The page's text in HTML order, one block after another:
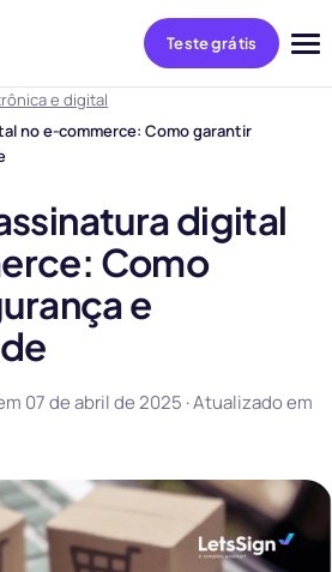
Teste grátis
e digital
no e-commerce: Como garantir
digital
Como
e
07 de abril de 2025 · Atualizado em